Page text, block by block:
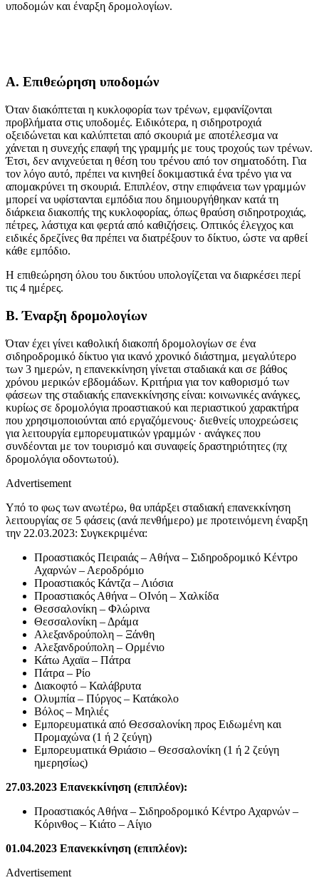
υποδομών και έναρξη δρομολογίων.
Α. Επιθεώρηση υποδομών
Όταν διακόπτεται η κυκλοφορία των τρένων, εμφανίζονται
προβλήματα στις υποδομές. Ειδικότερα, η σιδηροτροχιά
οξειδώνεται και καλύπτεται από σκουριά με αποτέλεσμα να
χάνεται η συνεχής επαφή της γραμμής με τους τροχούς των τρένων.
Έτσι, δεν ανιχνεύεται η θέση του τρένου από τον σηματοδότη. Για
τον λόγο αυτό, πρέπει να κινηθεί δοκιμαστικά ένα τρένο για να
απομακρύνει τη σκουριά. Επιπλέον, στην επιφάνεια των γραμμών
μπορεί να υφίστανται εμπόδια που δημιουργήθηκαν κατά τη
διάρκεια διακοπής της κυκλοφορίας, όπως θραύση σιδηροτροχιάς,
πέτρες, λάστιχα και φερτά από καθιζήσεις. Οπτικός έλεγχος και
ειδικές δρεζίνες θα πρέπει να διατρέξουν το δίκτυο, ώστε να αρθεί
κάθε εμπόδιο.
Η επιθεώρηση όλου του δικτύου υπολογίζεται να διαρκέσει περί
τις 4 ημέρες.
B. Έναρξη δρομολογίων
Όταν έχει γίνει καθολική διακοπή δρομολογίων σε ένα
σιδηροδρομικό δίκτυο για ικανό χρονικό διάστημα, μεγαλύτερο
των 3 ημερών, η επανεκκίνηση γίνεται σταδιακά και σε βάθος
χρόνου μερικών εβδομάδων. Κριτήρια για τον καθορισμό των
φάσεων της σταδιακής επανεκκίνησης είναι: κοινωνικές ανάγκες,
κυρίως σε δρομολόγια προαστιακού και περιαστικού χαρακτήρα
που χρησιμοποιούνται από εργαζόμενους· διεθνείς υποχρεώσεις
για λειτουργία εμπορευματικών γραμμών · ανάγκες που
συνδέονται με τον τουρισμό και συναφείς δραστηριότητες (πχ
δρομολόγια οδοντωτού).
Advertisement
Υπό το φως των ανωτέρω, θα υπάρξει σταδιακή επανεκκίνηση
λειτουργίας σε 5 φάσεις (ανά πενθήμερο) με προτεινόμενη έναρξη
την 22.03.2023: Συγκεκριμένα:
Προαστιακός Πειραιάς – Αθήνα – Σιδηροδρομικό Κέντρο
Αχαρνών – Αεροδρόμιο
Προαστιακός Κάντζα – Λιόσια
Προαστιακός Αθήνα – ΟΙνόη – Χαλκίδα
Θεσσαλονίκη – Φλώρινα
Θεσσαλονίκη – Δράμα
Αλεξανδρούπολη – Ξάνθη
Αλεξανδρούπολη – Ορμένιο
Κάτω Αχαϊα – Πάτρα
Πάτρα – Ρίο
Διακοφτό – Καλάβρυτα
Ολυμπία – Πύργος – Κατάκολο
Βόλος – Μηλιές
Εμπορευματικά από Θεσσαλονίκη προς Ειδωμένη και
Προμαχώνα (1 ή 2 ζεύγη)
Εμπορευματικά Θριάσιο – Θεσσαλονίκη (1 ή 2 ζεύγη
ημερησίως)
27.03.2023 Επανεκκίνηση (επιπλέον):
Προαστιακός Αθήνα – Σιδηροδρομικό Κέντρο Αχαρνών –
Κόρινθος – Κιάτο – Αίγιο
01.04.2023 Επανεκκίνηση (επιπλέον):
Advertisement